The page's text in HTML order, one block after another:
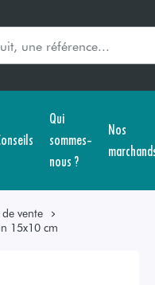
Qui
sommes-
nous ?
Nos
vente
15x10 cm